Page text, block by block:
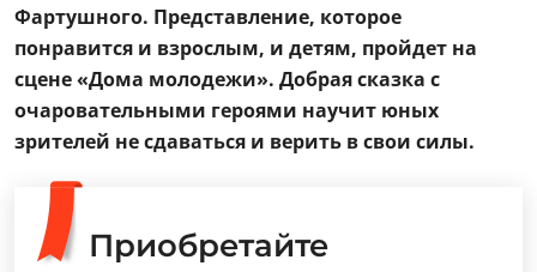
Фартушного. Представление, которое
понравится и взрослым, и детям, пройдет на
сцене «Дома молодежи». Добрая сказка с
очаровательными героями научит юных
зрителей не сдаваться и верить в свои силы.
Приобретайте